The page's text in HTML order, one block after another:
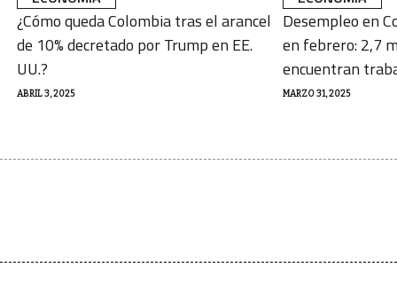
ABRIL 3, 2025
¿Cómo queda Colombia tras el arancel
de 10% decretado por Trump en EE.
UU.?
MARZO 31, 2025
Desempleo en
en febrero: 2,7
encuentran